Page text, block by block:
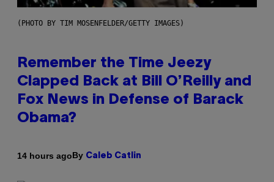
(PHOTO BY TIM MOSENFELDER/GETTY IMAGES)
Remember the Time Jeezy
Clapped Back at Bill O’Reilly and
Fox News in Defense of Barack
Obama?
14 hours agoBy Caleb Catlin